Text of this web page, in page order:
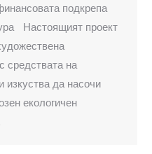
подкрепа
Настоящият проект
средствата на
изкуства да насочи
екологичен